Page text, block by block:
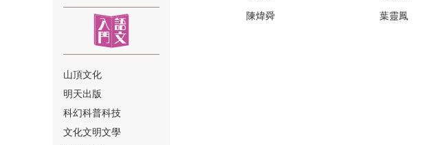
⑫
⑬
山頂文化
明天出版
科幻科普科技
文化文明文學
陳煒舜
葉靈鳳